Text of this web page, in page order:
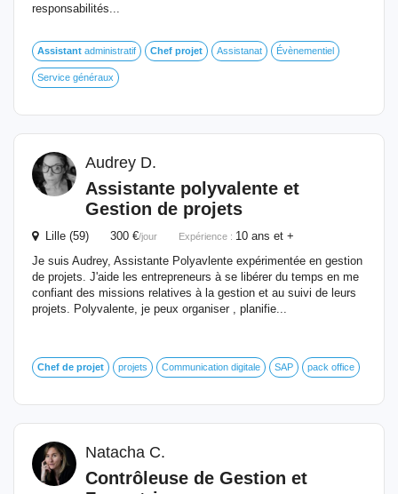
responsabilités...
Assistant administratif Chef projet Assistanat Évènementiel
Service généraux
Audrey D.
Assistante polyvalente et
Gestion de projets
Lille (59) 300 €/jour Expérience : 10 ans et +
Je suis Audrey, Assistante Polyavlente expérimentée en gestion
de projets. J'aide les entrepreneurs à se libérer du temps en me
confiant des missions relatives à la gestion et au suivi de leurs
projets. Polyvalente, je peux organiser , planifie...
Chef de projet projets Communication digitale SAP pack office
Natacha C.
Contrôleuse de Gestion et